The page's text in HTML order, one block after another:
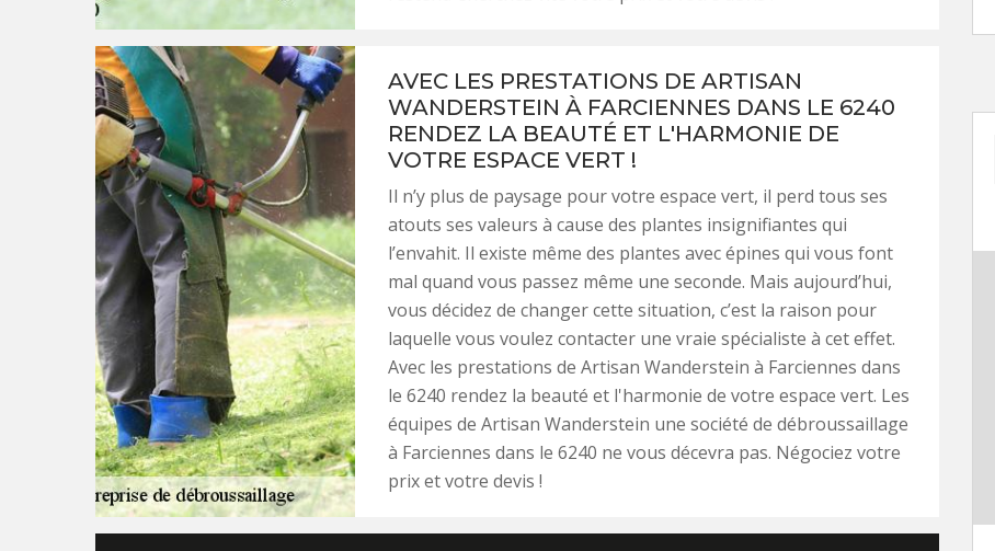
AVEC LES PRESTATIONS DE ARTISAN
WANDERSTEIN À FARCIENNES DANS LE 6240
RENDEZ LA BEAUTÉ ET L'HARMONIE DE
VOTRE ESPACE VERT !
Il n’y plus de paysage pour votre espace vert, il perd tous ses
atouts ses valeurs à cause des plantes insignifiantes qui
l’envahit. Il existe même des plantes avec épines qui vous font
mal quand vous passez même une seconde. Mais aujourd’hui,
vous décidez de changer cette situation, c’est la raison pour
laquelle vous voulez contacter une vraie spécialiste à cet effet.
Avec les prestations de Artisan Wanderstein à Farciennes dans
le 6240 rendez la beauté et l'harmonie de votre espace vert. Les
équipes de Artisan Wanderstein une société de débroussaillage
à Farciennes dans le 6240 ne vous décevra pas. Négociez votre
prix et votre devis !